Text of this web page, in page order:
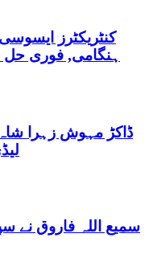
کنٹریکٹرز
ہنگامی, فوری حل
ڈاکڑ مہوش زہرا
سمیع اللہ فاروق نے